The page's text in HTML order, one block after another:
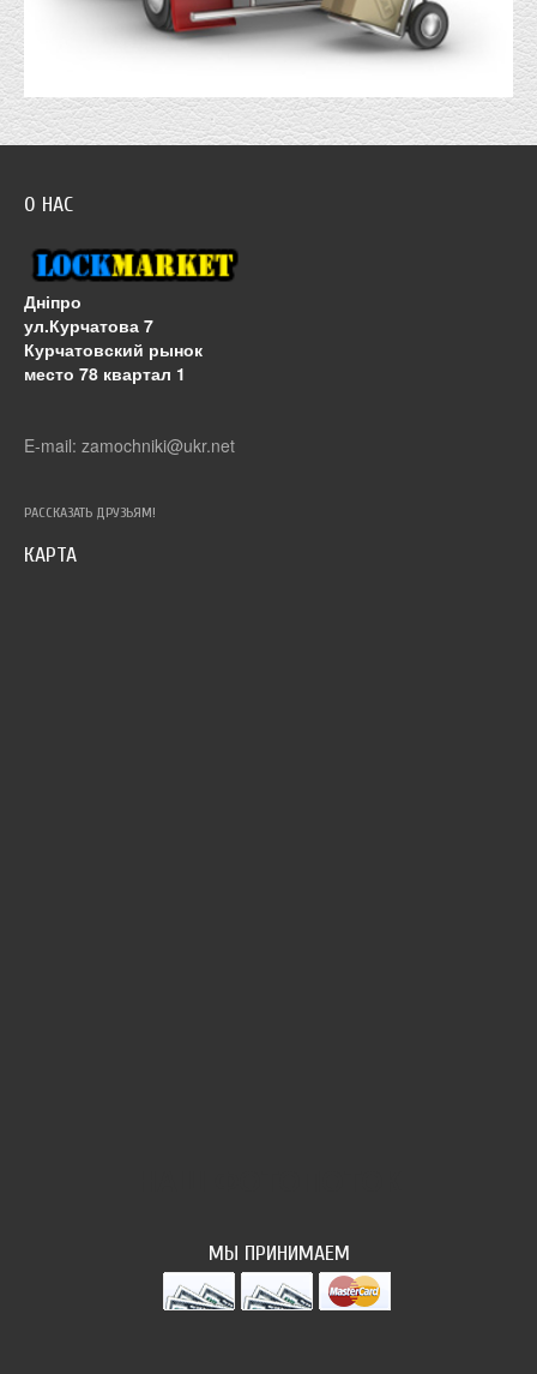
О НАС
Дніпро
ул.Курчатова 7
Курчатовский рынок
место 78 квартал 1
E-mail: zamochniki@ukr.net
РАССКАЗАТЬ ДРУЗЬЯМ!
КАРТА
МЫ ПРИНИМАЕМ